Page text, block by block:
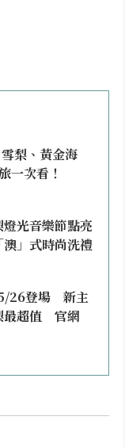
一次看！
光音樂節點亮
」式時尚洗禮
26登場 新主
最超值 官網